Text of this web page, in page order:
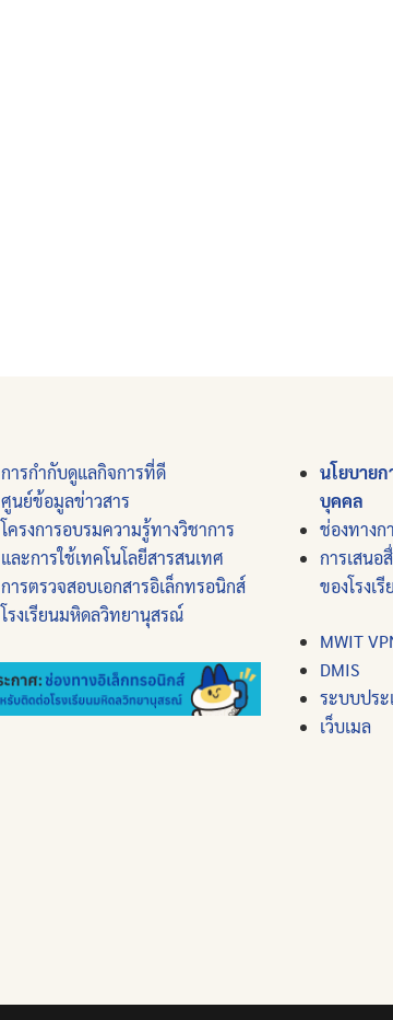
การกำกับดูแลกิจการที่ดี
ศูนย์ข้อมูลข่าวสาร
โครงการอบรมความรู้ทางวิชาการ
และการใช้เทคโนโลยีสารสนเทศ
การตรวจสอบเอกสารอิเล็กทรอนิกส์
โรงเรียนมหิดลวิทยานุสรณ์
นโยบาย
บุคคล
ช่องทางก
การเสนอ
ของโรงเรี
MWIT
DMIS
ระบบประ
เว็บเมล